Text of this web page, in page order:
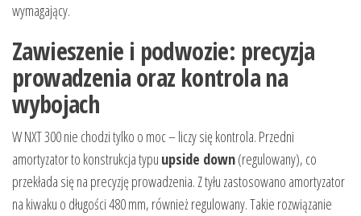
wymagający.
Zawieszenie i podwozie: precyzja
prowadzenia oraz kontrola na
wybojach
W NXT 300 nie chodzi tylko o moc – liczy się kontrola. Przedni
amortyzator to konstrukcja typu upside down(regulowany), co
przekłada się na precyzję prowadzenia. Z tyłu zastosowano amortyzator
na kiwaku o długości 480 mm, również regulowany. Takie rozwiązanie